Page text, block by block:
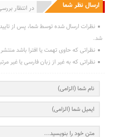
ارسال نظر شما در انتظار انتشار یافته : 0
نظرات ارسال شده توسط شما، پس از
شد.
نظراتی که حاوی تهمت یا افترا باشد
نظراتی که به غیر از زبان فارسی یا غیر